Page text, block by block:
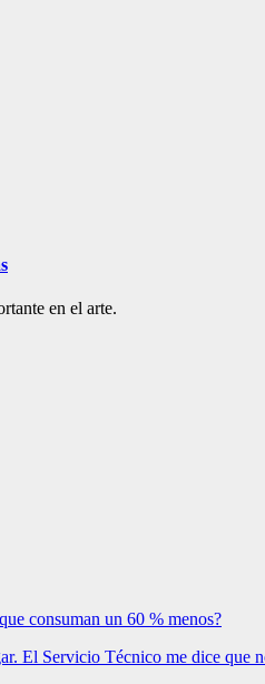
en el arte.
consuman un 60 % menos?
Servicio Técnico me dice que